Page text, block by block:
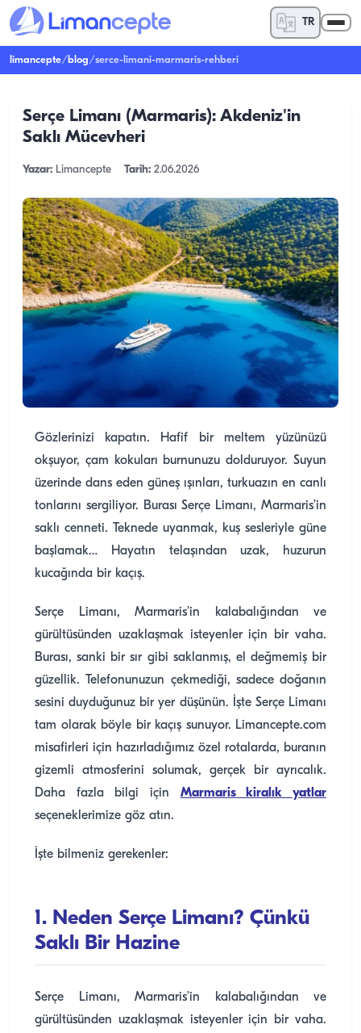
TR
limancepte/blog/serce-limani-marmaris-rehberi
Serçe Limanı (Marmaris): Akdeniz'in
Saklı Mücevheri
Yazar: Limancepte Tarih: 2.06.2026
Gözlerinizi kapatın. Hafif bir meltem yüzünüzü
okşuyor, çam kokuları burnunuzu dolduruyor. Suyun
üzerinde dans eden güneş ışınları, turkuazın en canlı
tonlarını sergiliyor. Burası Serçe Limanı, Marmaris’in
saklı cenneti. Teknede uyanmak, kuş sesleriyle güne
başlamak… Hayatın telaşından uzak, huzurun
kucağında bir kaçış.
Serçe Limanı, Marmaris’in kalabalığından ve
gürültüsünden uzaklaşmak isteyenler için bir vaha.
Burası, sanki bir sır gibi saklanmış, el değmemiş bir
güzellik. Telefonunuzun çekmediği, sadece doğanın
sesini duyduğunuz bir yer düşünün. İşte Serçe Limanı
tam olarak böyle bir kaçış sunuyor. Limancepte.com
misafirleri için hazırladığımız özel rotalarda, buranın
gizemli atmosferini solumak, gerçek bir ayrıcalık.
Daha fazla bilgi için Marmaris kiralık yatlar
seçeneklerimize göz atın.
İşte bilmeniz gerekenler:
1. Neden Serçe Limanı? Çünkü
Saklı Bir Hazine
Serçe Limanı, Marmaris’in kalabalığından ve
gürültüsünden uzaklaşmak isteyenler için bir vaha.